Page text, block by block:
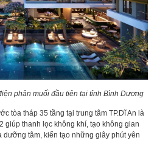
phân muối đầu tiên tại tỉnh Bình Dương
tòa tháp 35 tầng tại trung tâm TP.Dĩ An là
giúp thanh lọc không khí, tạo không gian
dưỡng tâm, kiến tạo những giây phút yên